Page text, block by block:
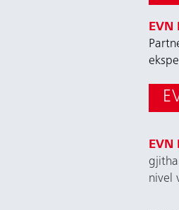
EVN
EVN
nivel